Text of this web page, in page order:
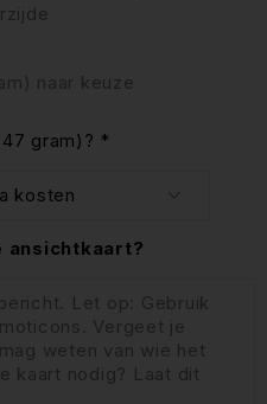
naar keuze
gram)? *
ansichtkaart?